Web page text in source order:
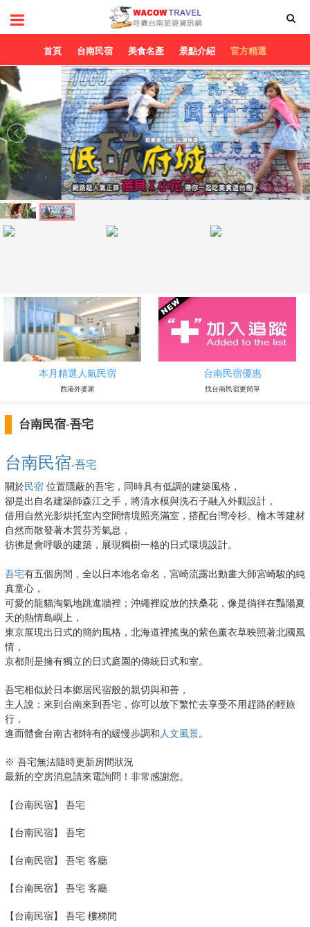
首頁 台南民宿 美食名產 景點介紹 官方精選
本月精選人氣民宿
西港外婆家
台南民宿優惠
找台南民宿更簡單
台南民宿-吾宅
台南民宿-吾宅
關於民宿 位置隱蔽的吾宅，同時具有低調的建築風格，
卻是出自名建築師森江之手，將清水模與洗石子融入外觀設計，
借用自然光影烘托室內空間情境照亮滿室，搭配台灣冷杉、檜木等建材
自然而散發著木質芬芳氣息，
彷彿是會呼吸的建築，展現獨樹一格的日式環境設計。
吾宅有五個房間，全以日本地名命名，宮崎流露出動畫大師宮崎駿的純
真童心，
可愛的龍貓淘氣地跳進牆裡；沖繩裡綻放的扶桑花，像是徜徉在豔陽夏
天的熱情島嶼上，
東京展現出日式的簡約風格，北海道裡搖曳的紫色薰衣草映照著北國風
情，
京都則是擁有獨立的日式庭園的傳統日式和室。
吾宅相似於日本鄉居民宿般的親切與和善，
主人說：來到台南來到吾宅，你可以放下繁忙去享受不用趕路的輕旅
行，
進而體會台南古都特有的緩慢步調和 人文風景。
※ 吾宅無法隨時更新房間狀況
最新的空房消息請來電詢問！非常感謝您。
【台南民宿】 吾宅
【台南民宿】 吾宅
【台南民宿】 吾宅 客廳
【台南民宿】 吾宅 客廳
【台南民宿】 吾宅 樓梯間